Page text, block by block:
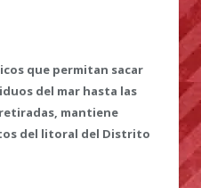
que permitan sacar
del mar hasta las
mantiene
del litoral del Distrito